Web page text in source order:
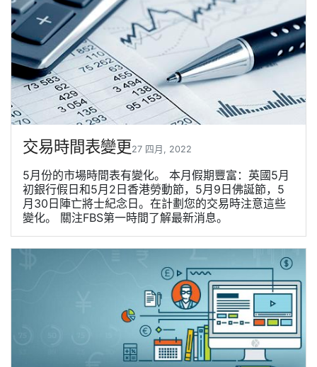
交易時間表變更27 四月, 2022
5月份的市場時間表有變化。 本月假期豐富：英國5月
初銀行假日和5月2日香港勞動節，5月9日佛誕節，5
月30日陣亡將士紀念日。在計劃您的交易時注意這些
變化。 關注FBS第一時間了解最新消息。